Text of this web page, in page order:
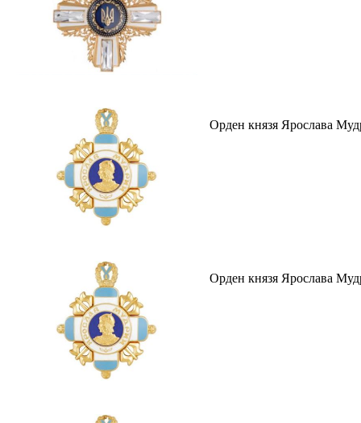
Орден князя Ярослава
Орден князя Ярослава